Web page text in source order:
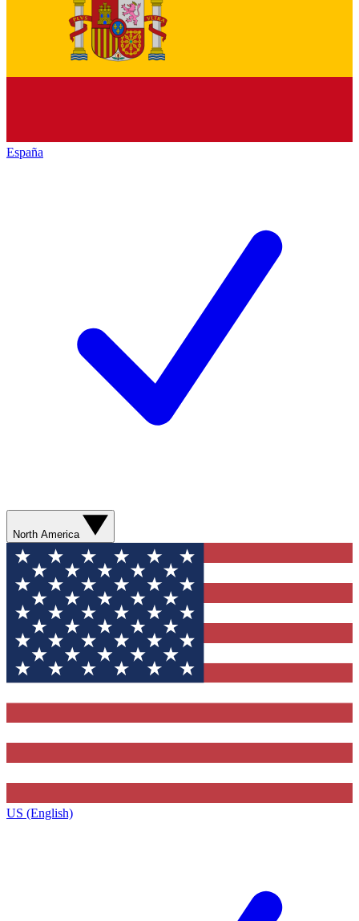
España
North America
US (English)